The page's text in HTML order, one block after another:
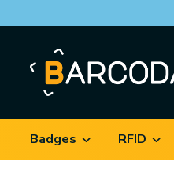
Badges RFID